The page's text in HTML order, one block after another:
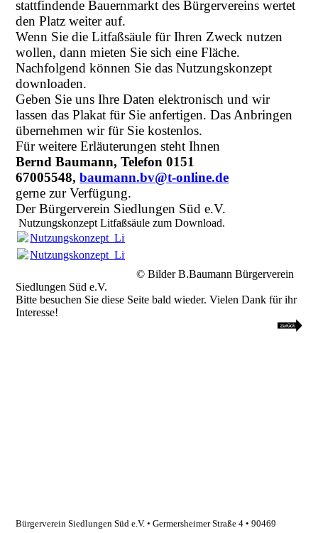
stattfindende Bauernmarkt des Bürgervereins wertet
den Platz weiter auf.
Wenn Sie die Litfaßsäule für Ihren Zweck nutzen
wollen, dann mieten Sie sich eine Fläche.
Nachfolgend können Sie das Nutzungskonzept
downloaden.
Geben Sie uns Ihre Daten elektronisch und wir
lassen das Plakat für Sie anfertigen. Das Anbringen
übernehmen wir für Sie kostenlos.
Für weitere Erläuterungen steht Ihnen
Bernd Baumann, Telefon 0151
67005548,baumann.bv@t-online.de
gerne zur Verfügung.
Der Bürgerverein Siedlungen Süd e.V.
Nutzungskonzept Litfaßsäule zum Download.
Nutzungskonzept_Litfaßsäule_20250101_01.pdf
Nutzungskonzept_Litfaßsäule_20250101_01.pdf
© Bilder B.Baumann Bürgerverein
Siedlungen Süd e.V.
Bitte besuchen Sie diese Seite bald wieder. Vielen Dank für ihr
Interesse!
Bürgerverein Siedlungen Süd e.V. • Germersheimer Straße 4• 90469